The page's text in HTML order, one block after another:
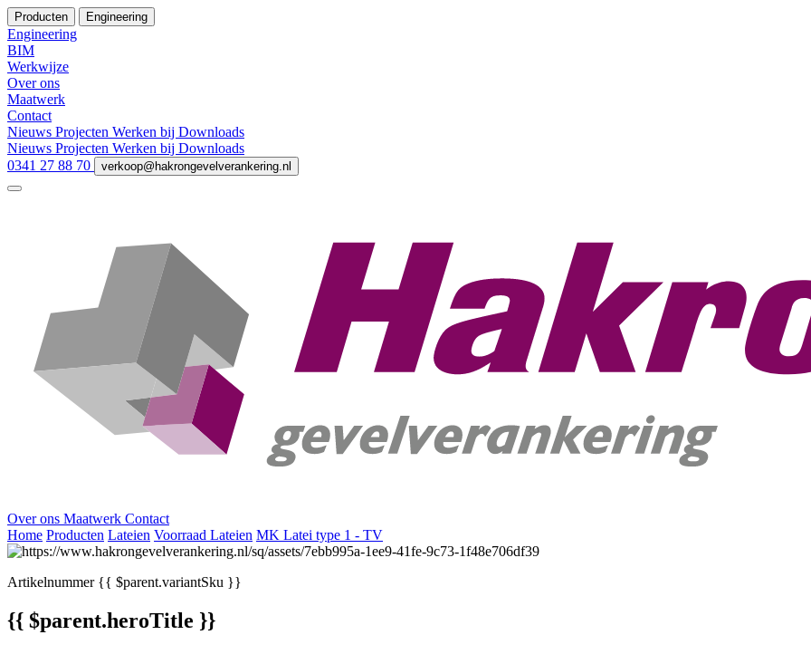
Producten Engineering
Engineering
BIM
Werkwijze
Over ons
Maatwerk
Contact
Nieuws Projecten Werken bij Downloads
Nieuws Projecten Werken bij Downloads
0341 27 88 70
verkoop@hakrongevelverankering.nl
Over ons Maatwerk Contact
Home Producten Lateien Voorraad Lateien MK Latei type 1 - TV
Artikelnummer{{ $parent.variantSku }}
{{ $parent.heroTitle }}